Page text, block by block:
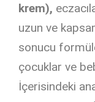
krem),
uzun ve
sonucu
çocuklar ve
İçerisindeki